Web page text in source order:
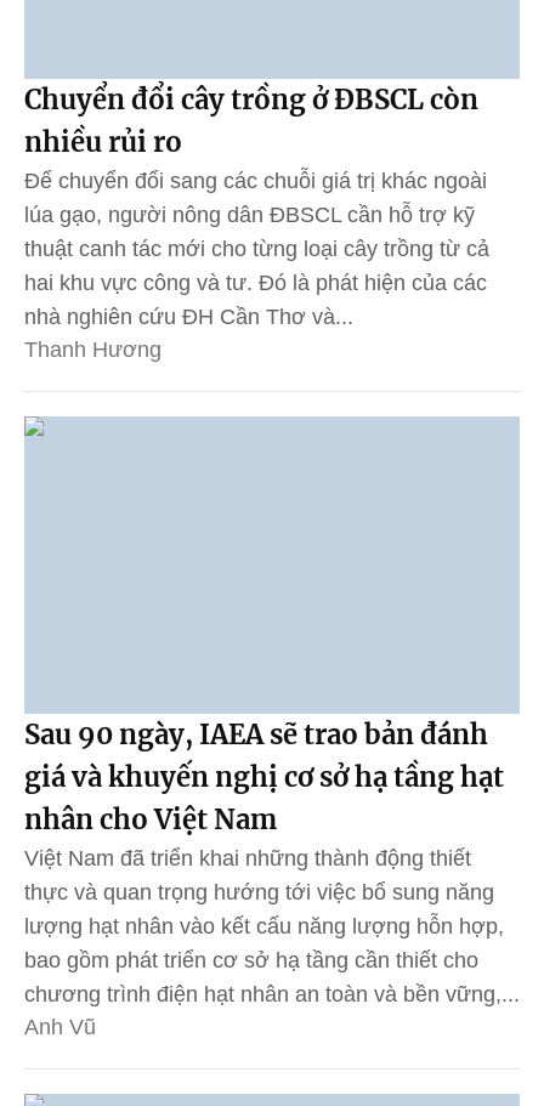
Chuyển đổi cây trồng ở ĐBSCL còn
nhiều rủi ro
Để chuyển đổi sang các chuỗi giá trị khác ngoài
lúa gạo, người nông dân ĐBSCL cần hỗ trợ kỹ
thuật canh tác mới cho từng loại cây trồng từ cả
hai khu vực công và tư. Đó là phát hiện của các
nhà nghiên cứu ĐH Cần Thơ và...
Thanh Hương
Sau 90 ngày, IAEA sẽ trao bản đánh
giá và khuyến nghị cơ sở hạ tầng hạt
nhân cho Việt Nam
Việt Nam đã triển khai những thành động thiết
thực và quan trọng hướng tới việc bổ sung năng
lượng hạt nhân vào kết cấu năng lượng hỗn hợp,
bao gồm phát triển cơ sở hạ tầng cần thiết cho
chương trình điện hạt nhân an toàn và bền vững,...
Anh Vũ